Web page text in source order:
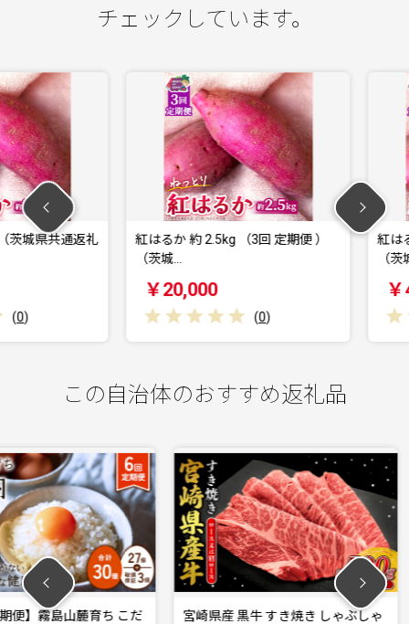
チェックしています。
共通返礼
紅はるか 約 2.5kg （3回 定期便 ）
（茨城…
￥20,000
( 0)
紅はるか
（茨城…
￥
この自治体のおすすめ返礼品
育ち こだ
宮崎県産 黒牛 すき焼き しゃぶしゃ
えびの高